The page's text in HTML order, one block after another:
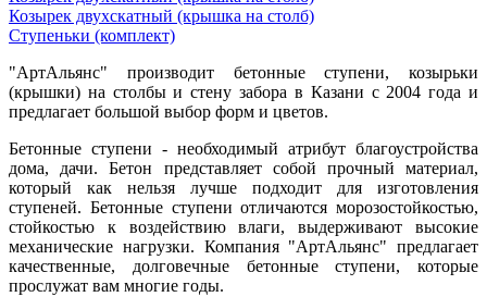
Козырек двухскатный (крышка на столб)
Ступеньки (комплект)
"АртАльянс" производит бетонные ступени, козырьки
(крышки) на столбы и стену забора в Казани с 2004 года и
предлагает большой выбор форм и цветов.
Бетонные ступени - необходимый атрибут благоустройства
дома, дачи. Бетон представляет собой прочный материал,
который как нельзя лучше подходит для изготовления
ступеней. Бетонные ступени отличаются морозостойкостью,
стойкостью к воздействию влаги, выдерживают высокие
механические нагрузки. Компания "АртАльянс" предлагает
качественные, долговечные бетонные ступени, которые
прослужат вам многие годы.